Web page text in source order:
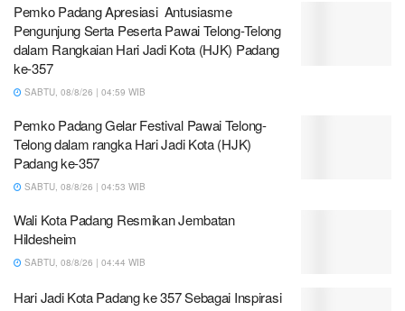
Pemko Padang Apresiasi Antusiasme
Pengunjung Serta Peserta Pawai Telong-Telong
dalam Rangkaian Hari Jadi Kota (HJK) Padang
ke-357
SABTU, 08/8/26 | 04:59 WIB
Pemko Padang Gelar Festival Pawai Telong-
Telong dalam rangka Hari Jadi Kota (HJK)
Padang ke-357
SABTU, 08/8/26 | 04:53 WIB
Wali Kota Padang Resmikan Jembatan
Hildesheim
SABTU, 08/8/26 | 04:44 WIB
Hari Jadi Kota Padang ke 357 Sebagai Inspirasi